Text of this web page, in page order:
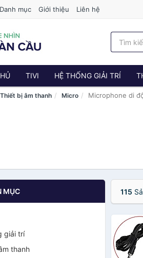
Danh mục Giới thiệu Liên hệ
TIVI HỆ THỐNG GIẢI TRÍ
Thiết bị âm thanh Micro Microphone di
MỤC
giải trí
thanh
115